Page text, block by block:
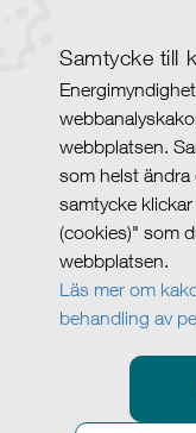
Samtycke till
webbplatsen.
som helst ändra
samtycke
(cookies)" som
webbplatsen.
Läs mer om
behandling av